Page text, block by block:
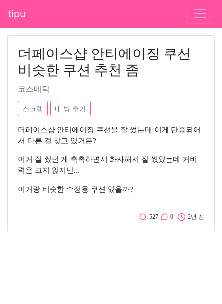
tipu
더페이스샵 안티에이징 쿠션
비슷한 쿠션 추천 좀
코스메틱
스크랩 내 방 추가
더페이스샵 안티에이징 쿠션을 잘 썼는데 이게 단종되어
서 다른 걸 찾고 있거든?
이거 잘 썼던 게 촉촉하면서 화사해서 잘 썼었는데 커버
력은 크지 않지만...
이거랑 비슷한 수정용 쿠션 있을까?
527 0 2년 전